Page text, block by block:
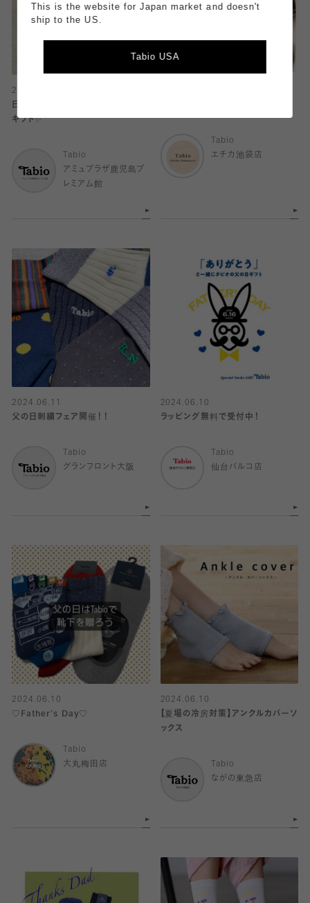
2024.06.13
日頃の感謝を込めて、父の日に靴下
ギフト✨
Tabio
アミュプラザ鹿児島プ
レミアム館
Tabio
エチカ池袋店
2024.06.11
父の日刺繍フェア開催！！
Tabio
グランフロント大阪
2024.06.10
ラッピング無料で受付中！
Tabio
仙台パルコ店
2024.06.10
♡Father's Day♡
Tabio
大丸梅田店
2024.06.10
【夏場の冷房対策】アンクルカバーソ
ックス
Tabio
ながの東急店
This is the website for Japan market and doesn't
ship to the US.
Tabio USA